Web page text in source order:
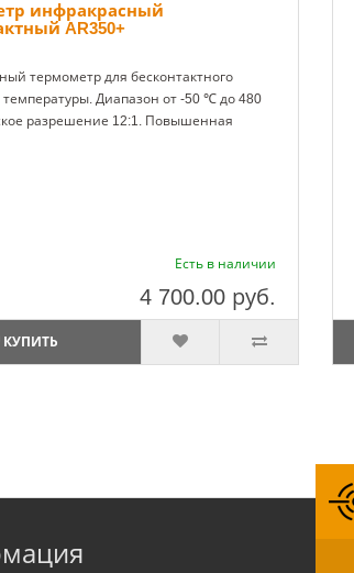
инфракрасный
AR350+
термометр для бесконтактного
Диапазон от -50 ℃ до 480
разрешение 12:1. Повышенная
Есть в наличии
4 700.00 руб.
КУПИТЬ